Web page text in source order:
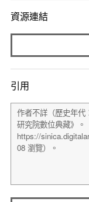
資源連結
引用